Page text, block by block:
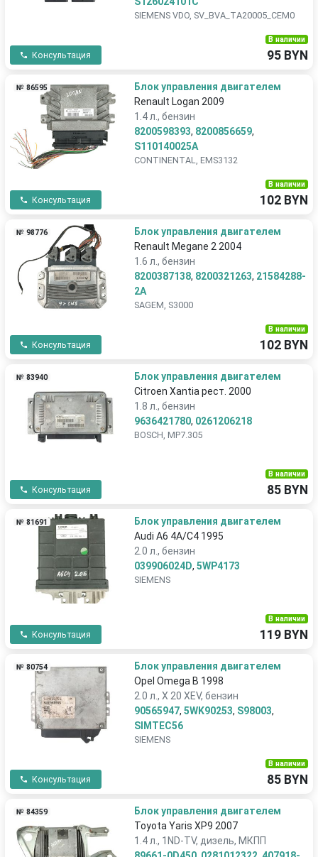
SIEMENS VDO, SV_BVA_TA20005_CEM0
Консультация
В наличии
95 BYN
№ 86595
Блок управления двигателем
Renault Logan 2009
1.4 л., бензин
8200598393, 8200856659,
S110140025A
CONTINENTAL, EMS3132
Консультация
В наличии
102 BYN
№ 98776
Блок управления двигателем
Renault Megane 2 2004
1.6 л., бензин
8200387138, 8200321263, 21584288-
2A
SAGEM, S3000
Консультация
В наличии
102 BYN
№ 83940
Блок управления двигателем
Citroen Xantia рест. 2000
1.8 л., бензин
9636421780, 0261206218
BOSCH, MP7.305
Консультация
В наличии
85 BYN
№ 81691
Блок управления двигателем
Audi A6 4A/C4 1995
2.0 л., бензин
039906024D, 5WP4173
SIEMENS
Консультация
В наличии
119 BYN
№ 80754
Блок управления двигателем
Opel Omega B 1998
2.0 л., X 20 XEV, бензин
90565947, 5WK90253, S98003,
SIMTEC56
SIEMENS
Консультация
В наличии
85 BYN
№ 84359
Блок управления двигателем
Toyota Yaris XP9 2007
1.4 л., 1ND-TV, дизель, МКПП